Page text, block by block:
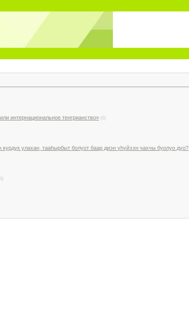
интернациональное тенгрианство» (0)
улахан, тааһырбыт болуот баар диэн үһүйээн чахчы буолуо дуо?